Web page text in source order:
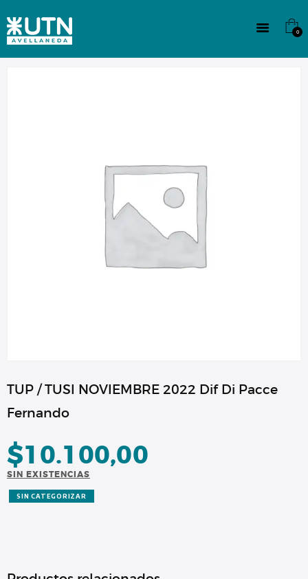
0
CULTURA
TUP / TUSI NOVIEMBRE 2022 Dif Di Pacce
Fernando
$10.100,00
SIN EXISTENCIAS
SIN CATEGORIZAR